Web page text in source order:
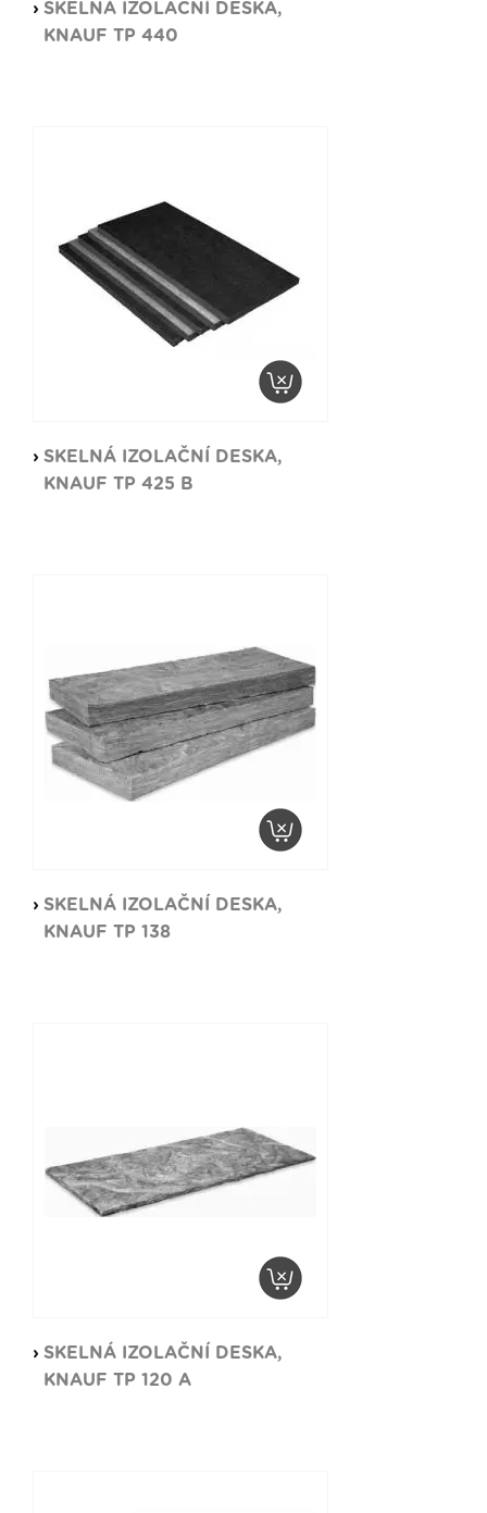
SKELNÁ IZOLAČNÍ DESKA,
KNAUF TP 440
SKELNÁ IZOLAČNÍ DESKA,
KNAUF TP 425 B
SKELNÁ IZOLAČNÍ DESKA,
KNAUF TP 138
SKELNÁ IZOLAČNÍ DESKA,
KNAUF TP 120 A